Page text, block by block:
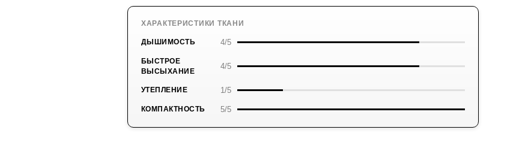
ХАРАКТЕРИСТИКИ ТКАНИ
ДЫШИМОСТЬ 4/5
БЫСТРОЕ
ВЫСЫХАНИЕ
4/5
УТЕПЛЕНИЕ 1/5
КОМПАКТНОСТЬ 5/5